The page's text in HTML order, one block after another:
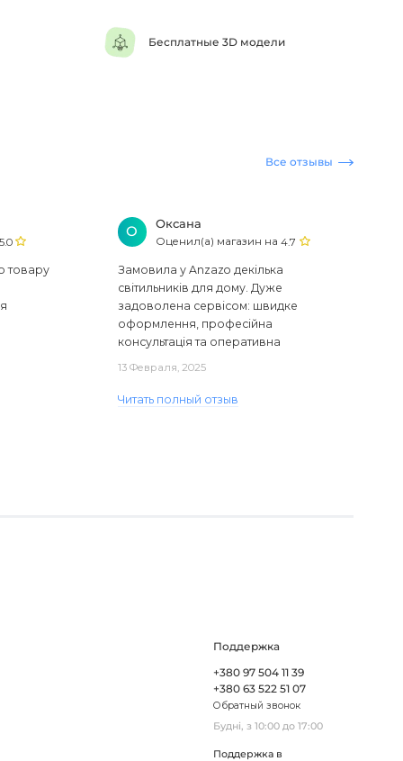
Бесплатные 3D модели
Все отзывы
товару
О
Оксана
Оценил(а) магазин на4.7
Замовила у Anzazo декілька
світильників для дому. Дуже
задоволена сервісом: швидке
оформлення, професійна
консультація та оперативна
13 Февраля, 2025
Читать полный отзыв
Поддержка
+380 97 504 11 39
+380 63 522 51 07
Обратный звонок
Будні, з 10:00 до 17:00
Поддержка в